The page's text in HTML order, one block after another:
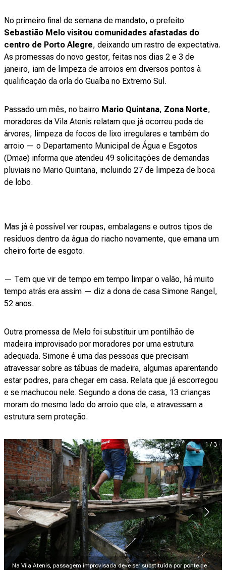
No primeiro final de semana de mandato, o prefeito
Sebastião Melo visitou comunidades afastadas do
centro de Porto Alegre, deixando um rastro de expectativa.
As promessas do novo gestor, feitas nos dias 2 e 3 de
janeiro, iam de limpeza de arroios em diversos pontos à
qualificação da orla do Guaíba no Extremo Sul.
Passado um mês, no bairro Mario Quintana, Zona Norte,
moradores da Vila Atenis relatam que já ocorreu poda de
árvores, limpeza de focos de lixo irregulares e também do
arroio — o Departamento Municipal de Água e Esgotos
(Dmae) informa que atendeu 49 solicitações de demandas
pluviais no Mario Quintana, incluindo 27 de limpeza de boca
de lobo.
Mas já é possível ver roupas, embalagens e outros tipos de
resíduos dentro da água do riacho novamente, que emana um
cheiro forte de esgoto.
— Tem que vir de tempo em tempo limpar o valão, há muito
tempo atrás era assim — diz a dona de casa Simone Rangel,
52 anos.
Outra promessa de Melo foi substituir um pontilhão de
madeira improvisado por moradores por uma estrutura
adequada. Simone é uma das pessoas que precisam
atravessar sobre as tábuas de madeira, algumas aparentando
estar podres, para chegar em casa. Relata que já escorregou
e se machucou nele. Segundo a dona de casa, 13 crianças
moram do mesmo lado do arroio que ela, e atravessam a
estrutura sem proteção.
Na Vila Atenis, passagem improvisada deve ser substituída por ponte de
1/3